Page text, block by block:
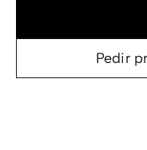
Pedir